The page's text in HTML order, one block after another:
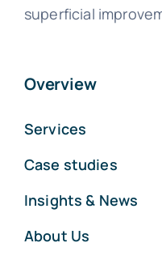
superficial
Overview
Services
Case studies
Insights & News
About Us